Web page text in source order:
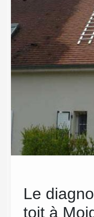
Le
toit à